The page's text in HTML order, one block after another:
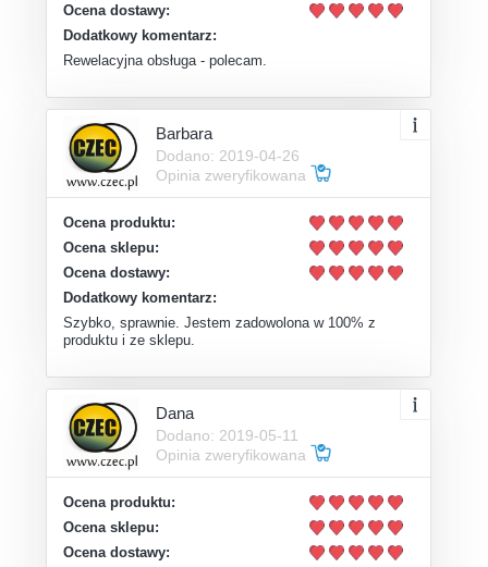
Ocena dostawy:
Dodatkowy komentarz:
Rewelacyjna obsługa - polecam.
Barbara
Dodano: 2019-04-26
Opinia zweryfikowana
Ocena produktu:
Ocena sklepu:
Ocena dostawy:
Dodatkowy komentarz:
Szybko, sprawnie. Jestem zadowolona w 100% z
produktu i ze sklepu.
Dana
Dodano: 2019-05-11
Opinia zweryfikowana
Ocena produktu:
Ocena sklepu:
Ocena dostawy: